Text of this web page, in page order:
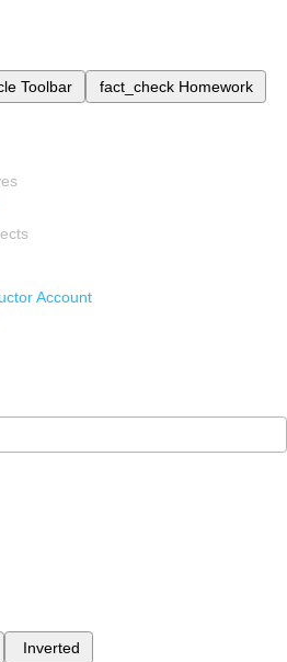
Toolbar fact_check Homework
Account
Inverted